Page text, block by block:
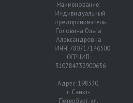
Наименование:
Индивидуальный
предприниматель
Головина Ольга
Александровна
ИНН: 780717146500
ОГРНИП:
310784732900656
Адрес: 198330,
г. Санкт-
Петербург, ул.